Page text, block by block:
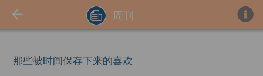
周刊
那些被时间保存下来的喜欢